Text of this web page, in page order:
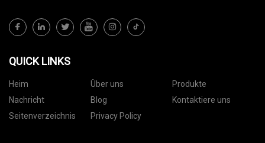
QUICK LINKS
Heim Über uns
Produkte
Nachricht
Blog
Kontaktiere uns
Seitenverzeichnis
Privacy Policy